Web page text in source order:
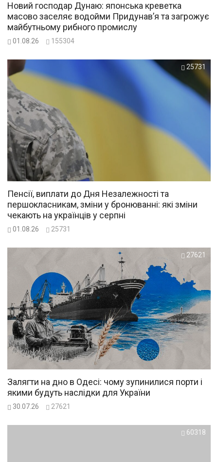
Новий господар Дунаю: японська креветка
масово заселяє водойми Придунав’я та загрожує
майбутньому рибного промислу
01.08.26 155304
25731
Пенсії, виплати до Дня Незалежності та
першокласникам, зміни у бронюванні: які зміни
чекають на українців у серпні
01.08.26 25731
27621
Залягти на дно в Одесі: чому зупинилися порти і
якими будуть наслідки для України
30.07.26 27621
60318